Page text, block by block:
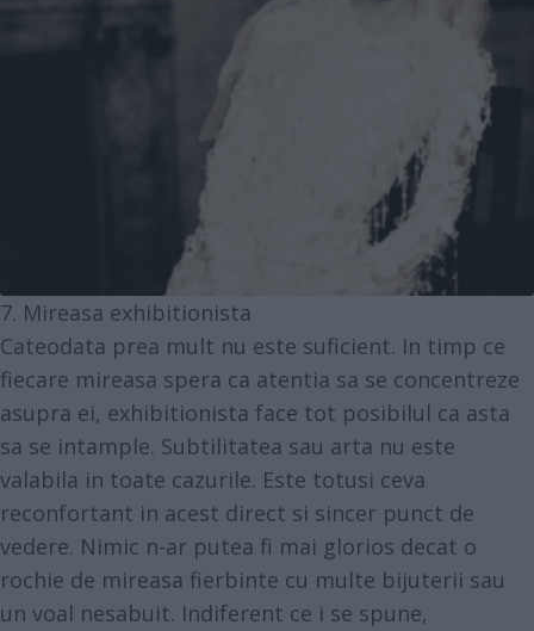
7. Mireasa exhibitionista
Cateodata prea mult nu este suficient. In timp ce
fiecare mireasa spera ca atentia sa se concentreze
asupra ei, exhibitionista face tot posibilul ca asta
sa se intample. Subtilitatea sau arta nu este
valabila in toate cazurile. Este totusi ceva
reconfortant in acest direct si sincer punct de
vedere. Nimic n-ar putea fi mai glorios decat o
rochie de mireasa fierbinte cu multe bijuterii sau
un voal nesabuit. Indiferent ce i se spune,